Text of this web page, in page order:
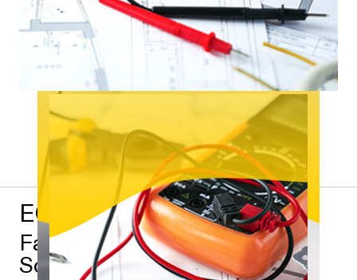
EGB – Stark für Profis
Favoriten aus dem EGB
Sortiment